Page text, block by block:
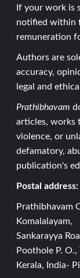
If your work is
notified within
remuneration
Authors are
accuracy,
legal and
Prathibhavam
articles, works
violence, or
defamatory,
publication's
Postal address:
Prathibhavam
Komalalayam,
Sankarayya
Poothole P.
Kerala, India-